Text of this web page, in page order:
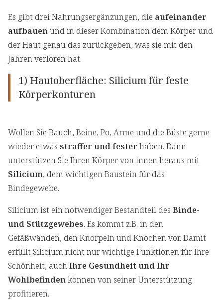
Es gibt drei Nahrungsergänzungen, die aufeinander
aufbauenund in dieser Kombination dem Körper und
der Haut genau das zurückgeben, was sie mit den
Jahren verloren hat.
1) Hautoberfläche: Silicium für feste
Körperkonturen
Wollen Sie Bauch, Beine, Po, Arme und die Büste gerne
wieder etwas straffer und fester haben. Dann
unterstützen Sie Ihren Körper von innen heraus mit
Silicium, dem wichtigen Baustein für das
Bindegewebe.
Silicium ist ein notwendiger Bestandteil des Binde-
und Stützgewebes. Es kommt z.B. in den
Gefäßwänden, den Knorpeln und Knochen vor. Damit
erfüllt Silicium nicht nur wichtige Funktionen für Ihre
Schönheit, auchIhre Gesundheit und Ihr
Wohlbefindenkönnen von seiner Unterstützung
profitieren.